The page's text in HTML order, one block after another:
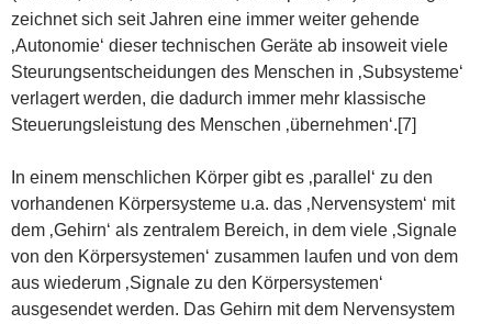
zeichnet sich seit Jahren eine immer weiter gehende
‚Autonomie‘ dieser technischen Geräte ab insoweit viele
Steurungsentscheidungen des Menschen in ‚Subsysteme‘
verlagert werden, die dadurch immer mehr klassische
Steuerungsleistung des Menschen ‚übernehmen‘.[7]
In einem menschlichen Körper gibt es ‚parallel‘ zu den
vorhandenen Körpersysteme u.a. das ‚Nervensystem‘ mit
dem ‚Gehirn‘ als zentralem Bereich, in dem viele ‚Signale
von den Körpersystemen‘ zusammen laufen und von dem
aus wiederum ‚Signale zu den Körpersystemen‘
ausgesendet werden. Das Gehirn mit dem Nervensystem